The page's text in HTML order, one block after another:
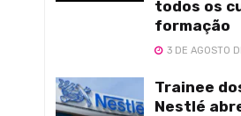
todos os
formação
3 DE AGOSTO
Trainee
Nestlé